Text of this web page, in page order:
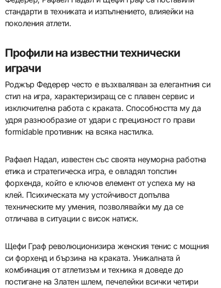
стандарти в техниката и изпълнението, влияейки на
поколения атлети.
Профили на известни технически
играчи
Роджър Федерер често е възхваляван за елегантния си
стил на игра, характеризиращ се с плавен сервис и
изключителна работа с краката. Способността му да
удря разнообразие от удари с прецизност го прави
formidable противник на всяка настилка.
Рафаел Надал, известен със своята неуморна работна
етика и стратегическа игра, е овладял топспин
форхенда, който е ключов елемент от успеха му на
клей. Психическата му устойчивост допълва
техническите му умения, позволявайки му да се
отличава в ситуации с висок натиск.
Щефи Граф революционизира женския тенис с мощния
си форхенд и бързина на краката. Уникалната й
комбинация от атлетизъм и техника я доведе до
постигане на Златен шлем, печелейки всички четири